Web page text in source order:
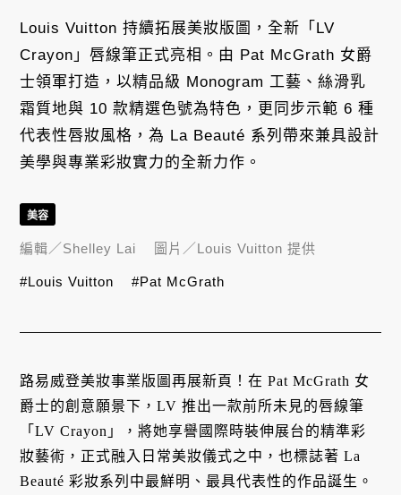
Louis Vuitton 持續拓展美妝版圖，全新「LV
Crayon」唇線筆正式亮相。由 Pat McGrath 女爵
士領軍打造，以精品級 Monogram 工藝、絲滑乳
霜質地與 10 款精選色號為特色，更同步示範 6 種
代表性唇妝風格，為 La Beauté 系列帶來兼具設計
美學與專業彩妝實力的全新力作。
路易威登美妝事業版圖再展新頁！在 Pat McGrath 女
爵士的創意願景下，LV 推出一款前所未見的唇線筆
「LV Crayon」，將她享譽國際時裝伸展台的精準彩
妝藝術，正式融入日常美妝儀式之中，也標誌著 La
Beauté 彩妝系列中最鮮明、最具代表性的作品誕生。
美容
編輯／Shelley Lai 圖片／Louis Vuitton 提供
#Louis Vuitton #Pat McGrath